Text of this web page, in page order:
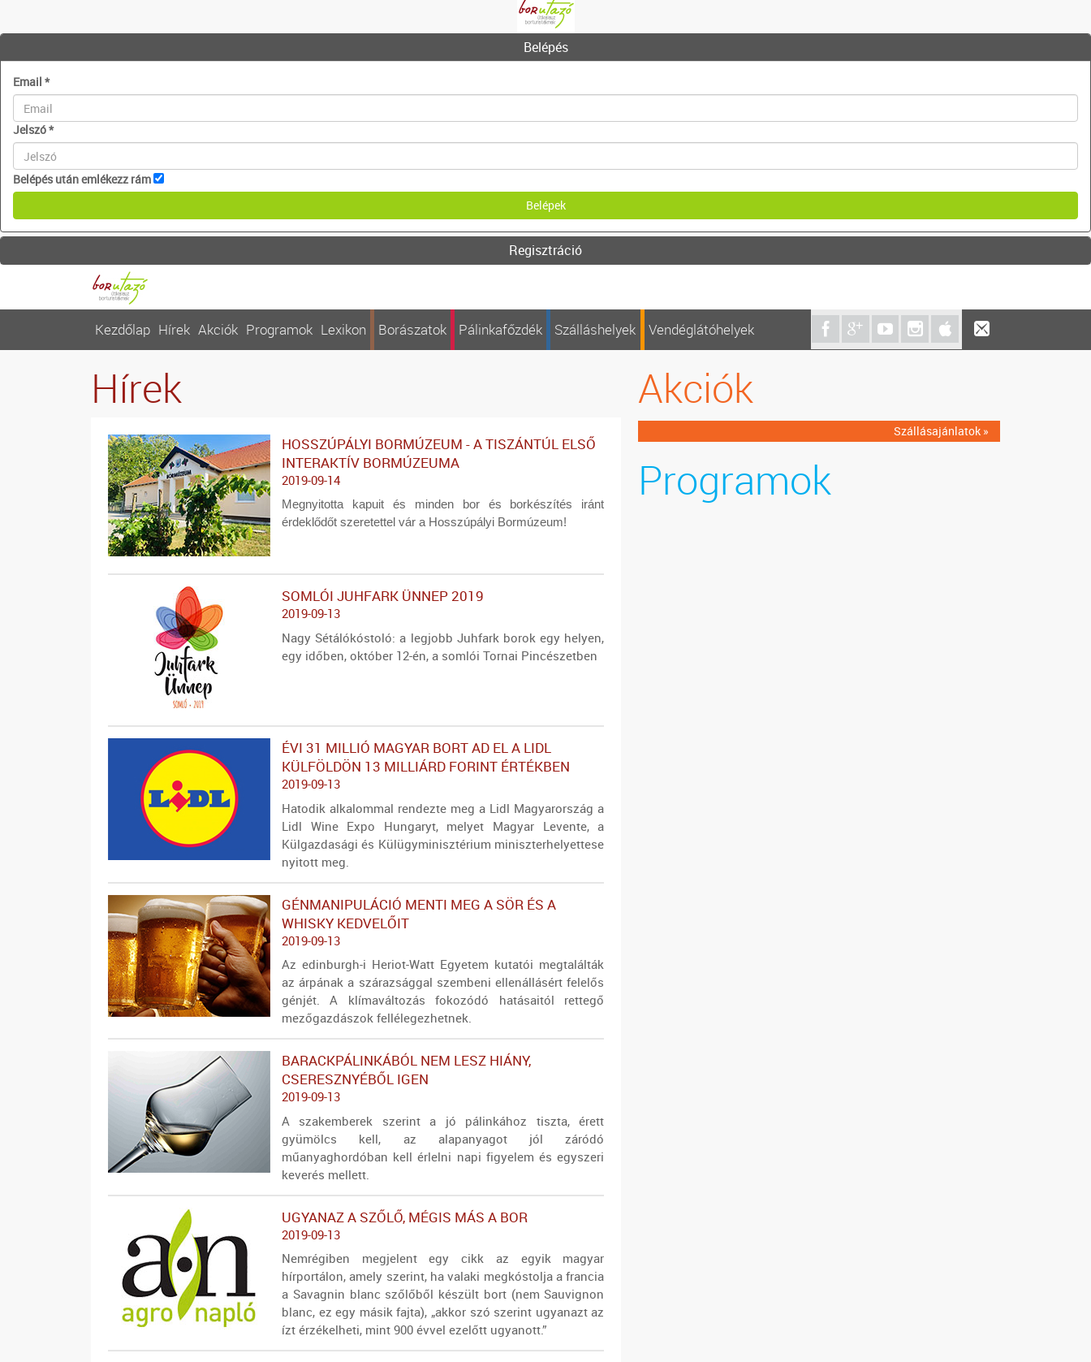
Belépés
Email *
Jelszó*
Belépés után emlékezz rám
Regisztráció
Kezdőlap Hírek Akciók Programok Lexikon Borászatok Pálinkafőzdék Szálláshelyek Vendéglátóhelyek
Hírek
HOSSZÚPÁLYI BORMÚZEUM - A TISZÁNTÚL ELSŐ
INTERAKTÍV BORMÚZEUMA
2019-09-14
Megnyitotta kapuit és minden bor és borkészítés iránt
érdeklődőt szeretettel vár a Hosszúpályi Bormúzeum!
SOMLÓI JUHFARK ÜNNEP 2019
2019-09-13
Nagy Sétálókóstoló: a legjobb Juhfark borok egy helyen,
egy időben, október 12-én, a somlói Tornai Pincészetben
ÉVI 31 MILLIÓ MAGYAR BORT AD EL A LIDL
KÜLFÖLDÖN 13 MILLIÁRD FORINT ÉRTÉKBEN
2019-09-13
Hatodik alkalommal rendezte meg a Lidl Magyarország a
Lidl Wine Expo Hungaryt, melyet Magyar Levente, a
Külgazdasági és Külügyminisztérium miniszterhelyettese
nyitott meg.
GÉNMANIPULÁCIÓ MENTI MEG A SÖR ÉS A
WHISKY KEDVELŐIT
2019-09-13
Az edinburgh-i Heriot-Watt Egyetem kutatói megtalálták
az árpának a szárazsággal szembeni ellenállásért felelős
génjét. A klímaváltozás fokozódó hatásaitól rettegő
mezőgazdászok fellélegezhetnek.
BARACKPÁLINKÁBÓL NEM LESZ HIÁNY,
CSERESZNYÉBŐL IGEN
2019-09-13
A szakemberek szerint a jó pálinkához tiszta, érett
gyümölcs kell, az alapanyagot jól záródó
műanyaghordóban kell érlelni napi figyelem és egyszeri
keverés mellett.
UGYANAZ A SZŐLŐ, MÉGIS MÁS A BOR
2019-09-13
Nemrégiben megjelent egy cikk az egyik magyar
hírportálon, amely szerint, ha valaki megkóstolja a francia
a Savagnin blanc szőlőből készült bort (nem Sauvignon
blanc, ez egy másik fajta), „akkor szó szerint ugyanazt az
ízt érzékelheti, mint 900 évvel ezelőtt ugyanott.”
Akciók
Szállásajánlatok »
Programok